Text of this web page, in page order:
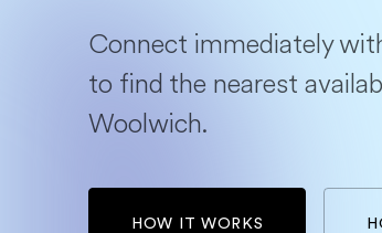
Connect immediately
to find the nearest
Woolwich.
HOW IT WORKS